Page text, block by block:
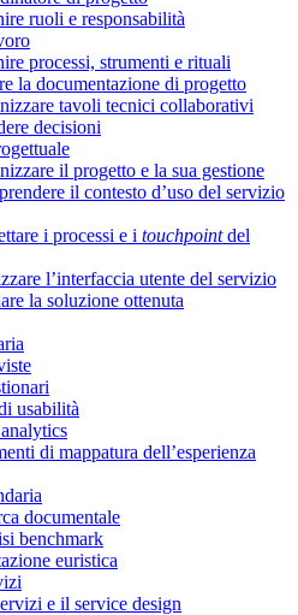
ruoli e responsabilità
processi, strumenti e rituali
la documentazione di progetto
tavoli tecnici collaborativi
decisioni
il progetto e la sua gestione
il contesto d’uso del servizio
i processi e i touchpointdel
l’interfaccia utente del servizio
la soluzione ottenuta
usabilità
di mappatura dell’esperienza
documentale
benchmark
euristica
e il service design